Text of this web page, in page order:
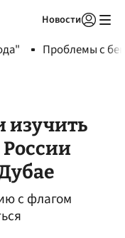
Новости
Проблемы с
изучить
с флагом